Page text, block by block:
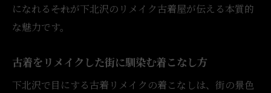
になれる――それが下北沢のリメイク古着屋が伝える本質的
な魅力です。
古着をリメイクした街に馴染む着こなし方
下北沢で目にする古着リメイクの着こなしは、街の景色